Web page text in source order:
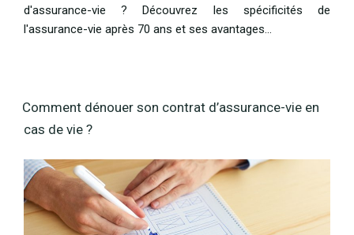
d'assurance-vie ? Découvrez les spécificités de
l'assurance-vie après 70 ans et ses avantages…
Comment dénouer son contrat d’assurance-vie en
cas de vie ?